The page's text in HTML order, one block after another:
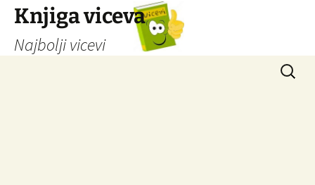
Knjiga viceva
Najbolji vicevi